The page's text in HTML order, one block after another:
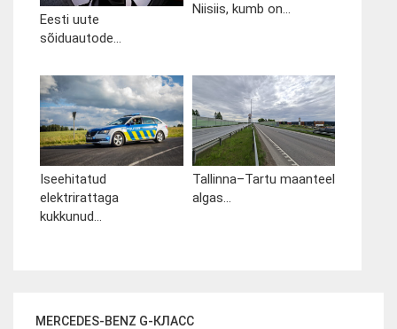
Eesti uute
sõiduautode...
Niisiis, kumb on...
Iseehitatud
elektrirattaga
kukkunud...
Tallinna–Tartu maanteel
algas...
MERCEDES-BENZ G-КЛАСС